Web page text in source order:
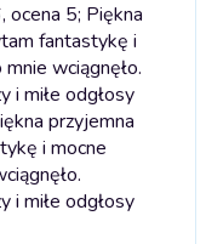
5; Piękna
fantastykę i
wciągnęło.
i miłe odgłosy
przyjemna
i mocne
i miłe odgłosy